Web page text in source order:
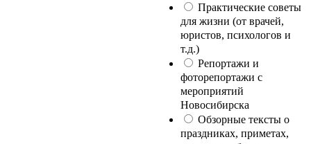
Практические советы
для жизни (от врачей,
юристов, психологов и
т.д.)
Репортажи и
фоторепортажи с
мероприятий
Новосибирска
Обзорные тексты о
праздниках, приметах,